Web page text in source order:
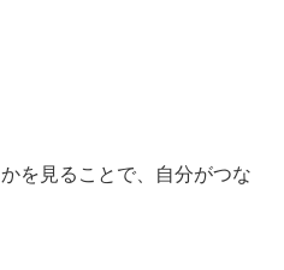
を見ることで、自分がつな